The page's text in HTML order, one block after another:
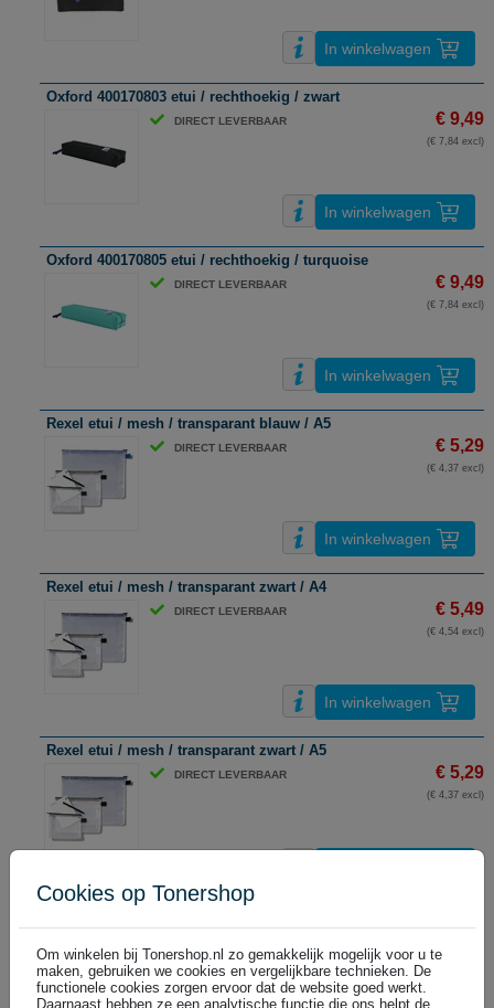
In winkelwagen
Oxford 400170803 etui / rechthoekig / zwart
DIRECT LEVERBAAR € 9,49
(€ 7,84 excl)
In winkelwagen
Oxford 400170805 etui / rechthoekig / turquoise
DIRECT LEVERBAAR € 9,49
(€ 7,84 excl)
In winkelwagen
Rexel etui / mesh / transparant blauw / A5
DIRECT LEVERBAAR € 5,29
(€ 4,37 excl)
In winkelwagen
Rexel etui / mesh / transparant zwart / A4
DIRECT LEVERBAAR € 5,49
(€ 4,54 excl)
In winkelwagen
Rexel etui / mesh / transparant zwart / A5
DIRECT LEVERBAAR € 5,29
(€ 4,37 excl)
(€ 3,30 excl)
Cookies op Tonershop
Om winkelen bij Tonershop.nl zo gemakkelijk mogelijk voor u te
maken, gebruiken we cookies en vergelijkbare technieken. De
functionele cookies zorgen ervoor dat de website goed werkt.
Daarnaast hebben ze een analytische functie die ons helpt de